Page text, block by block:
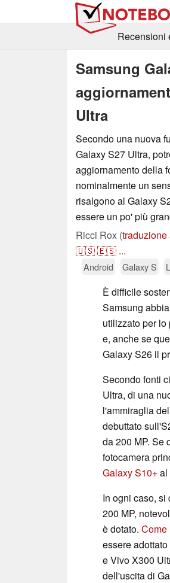
Recensioni
Samsung
Ultra
Secondo una nuova
Galaxy S27 Ultra,
aggiornamento della
nominalmente un
risalgono al Galaxy
essere un po' più
Ricci Rox (traduzione
🇺🇸🇪🇸 ...
Android Galaxy S
È difficile
Samsung
utilizzato per
e, anche se
Galaxy S26 il
Secondo fonti
Ultra, di una
l'ammiraglia
debuttato
da 200 MP. Se
fotocamera
Galaxy S10+al
In ogni caso,
200 MP,
è dotato. Come
essere
e Vivo X300
dell'uscita di